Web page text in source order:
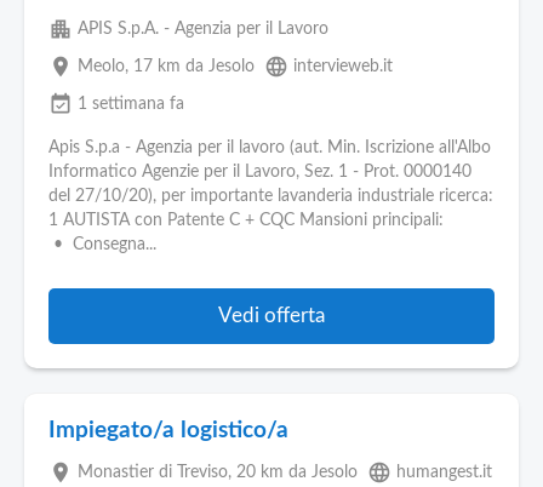
apartment APIS S.p.A. - Agenzia per il Lavoro
place Meolo, 17 km da Jesolo language intervieweb.it
event_available 1 settimana fa
Apis S.p.a - Agenzia per il lavoro (aut. Min. Iscrizione all'Albo
Informatico Agenzie per il Lavoro, Sez. 1 - Prot. 0000140
del 27/10/20), per importante lavanderia industriale ricerca:
1 AUTISTA con Patente C + CQC Mansioni principali:
• Consegna...
Vedi offerta
Impiegato/a logistico/a
place Monastier di Treviso, 20 km da Jesolo language humangest.it